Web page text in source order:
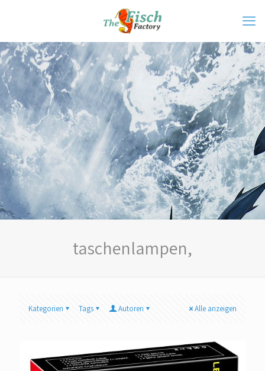
taschenlampen,
Kategorien Tags Autoren Alle anzeigen